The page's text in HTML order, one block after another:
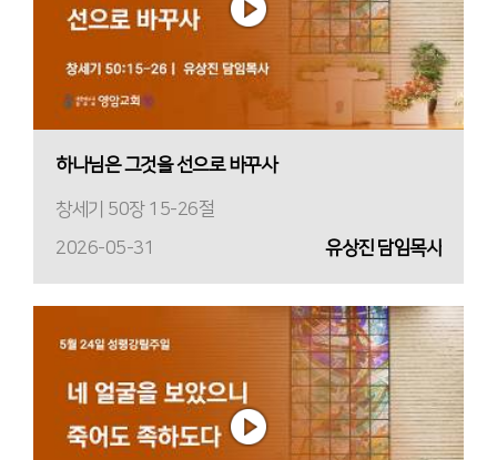
하나님은 그것을 선으로 바꾸사
창세기 50장 15-26절
2026-05-31
유상진 담임목사